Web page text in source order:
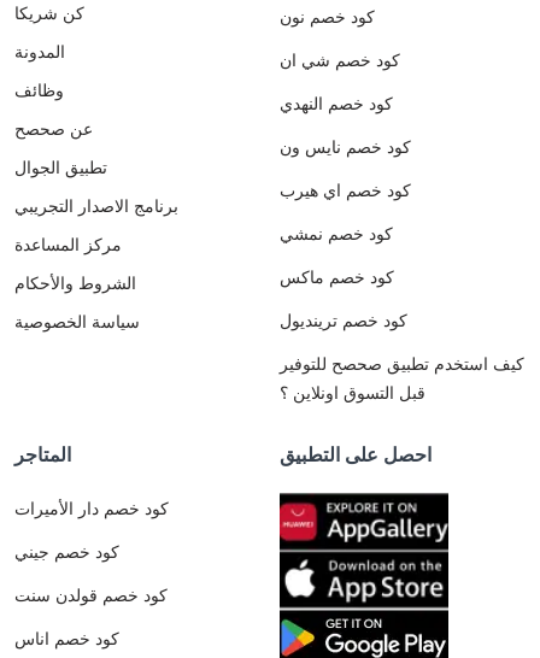
كن شريكا
المدونة
وظائف
عن صحصح
تطبيق الجوال
برنامج الاصدار التجريبي
مركز المساعدة
الشروط والأحكام
سياسة الخصوصية
كود خصم نون
كود خصم شي ان
كود خصم النهدي
كود خصم نايس ون
كود خصم اي هيرب
كود خصم نمشي
كود خصم ماكس
كود خصم ترينديول
كيف استخدم تطبيق صحصح للتوفير
قبل التسوق اونلاين ؟
المتاجر
كود خصم دار الأميرات
كود خصم جيني
كود خصم قولدن سنت
كود خصم اناس
احصل على التطبيق